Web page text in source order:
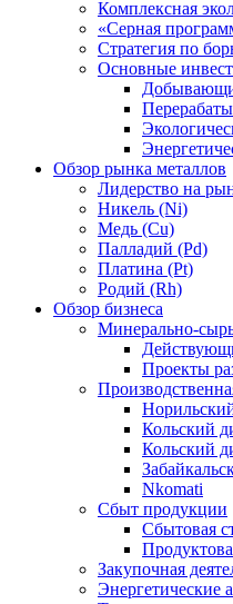
Комплексная
«Серная
Стратегия по
Основные
Обзор рынка металлов
Лидерство на
Никель (Ni)
Медь (Cu)
Палладий (Pd)
Платина (Pt)
Родий (Rh)
Обзор бизнеса
Минерально-
Проекты
Кольский
Кольский
Nkomati
Сбыт продукции
Сбытовая
Закупочная
Энергетические